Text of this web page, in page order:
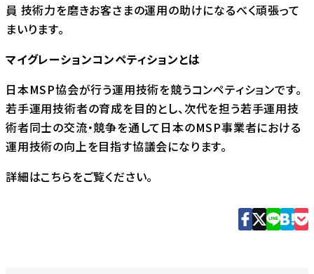
員 技術力を磨きお客さまの運用の助けになるべく頑張って
まいります。
マイグレーションコンペティションとは
日本MSP協会が行う運用技術を競うコンペティションです。
若手運用技術者の育成を目的とし、次代を担う若手運用技
術者同士の交流・競争を通して日本のMSP事業者における
運用技術の向上を目指す協議会になります。
詳細はこちらをご覧ください。